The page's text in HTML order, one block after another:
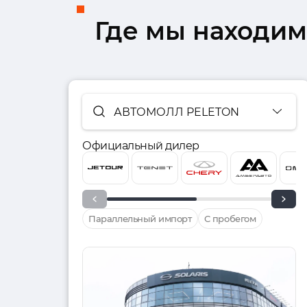
Где мы
АВТОМОЛЛ PELETON
Официальный дилер
Параллельный импорт С пробегом